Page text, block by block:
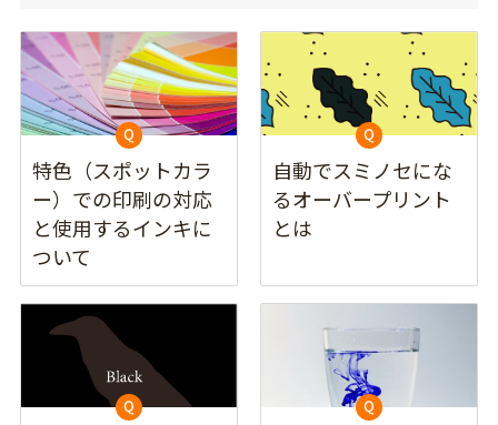
特色（スポットカラ
ー）での印刷の対応
と使用するインキに
ついて
自動でスミノセにな
るオーバープリント
とは